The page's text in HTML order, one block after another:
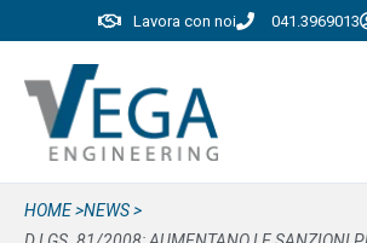
Lavora con noi 041.3969013
HOME >NEWS >